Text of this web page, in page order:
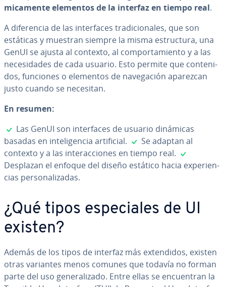
mi­ca­me­n­te elementos de la interfaz en tiempo real.
A di­fe­re­n­cia de las in­te­r­fa­ces tra­di­cio­na­les, que son
estáticas y muestran siempre la misma es­tru­c­tu­ra, una
GenUI se ajusta al contexto, al co­m­po­r­ta­mie­n­to y a las
ne­ce­si­da­des de cada usuario. Esto permite que co­n­te­ni­
dos, funciones o elementos de na­ve­ga­ción aparezcan
justo cuando se necesitan.
En resumen:
✓
Las GenUI son in­te­r­fa­ces de usuario dinámicas
basadas en in­te­li­ge­n­cia ar­ti­fi­cial.
✓
Se adaptan al
contexto y a las in­ter­ac­cio­nes en tiempo real.
Desplazan el enfoque del diseño estático hacia ex­pe­rie­n­
cias pe­r­so­na­li­za­das.
¿Qué tipos es­pe­cia­les de UI
existen?
Además de los tipos de interfaz más ex­te­n­di­dos, existen
otras variantes menos comunes que todavía no forman
parte del uso ge­ne­ra­li­za­do. Entre ellas se en­cue­n­tran la